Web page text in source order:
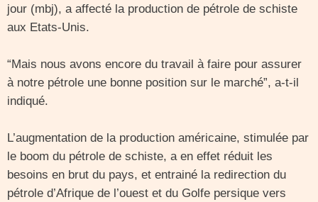
jour (mbj), a affecté la production de pétrole de schiste
aux Etats-Unis.
“Mais nous avons encore du travail à faire pour assurer
à notre pétrole une bonne position sur le marché”, a-t-il
indiqué.
L’augmentation de la production américaine, stimulée par
le boom du pétrole de schiste, a en effet réduit les
besoins en brut du pays, et entrainé la redirection du
pétrole d’Afrique de l’ouest et du Golfe persique vers